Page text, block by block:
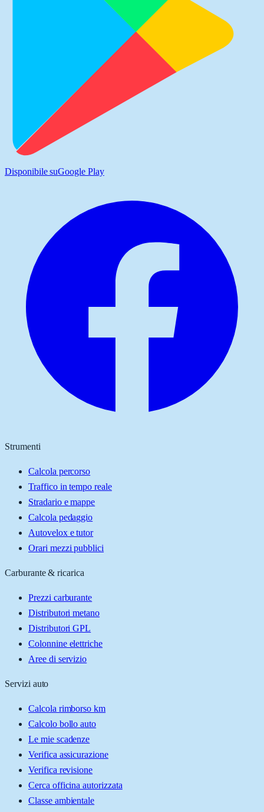
Disponibile suGoogle Play
Strumenti
Calcola percorso
Traffico in tempo reale
Stradario e mappe
Calcola pedaggio
Autovelox e tutor
Orari mezzi pubblici
Carburante & ricarica
Prezzi carburante
Distributori metano
Distributori GPL
Colonnine elettriche
Aree di servizio
Servizi auto
Calcola rimborso km
Calcolo bollo auto
Le mie scadenze
Verifica assicurazione
Verifica revisione
Cerca officina autorizzata
Classe ambientale